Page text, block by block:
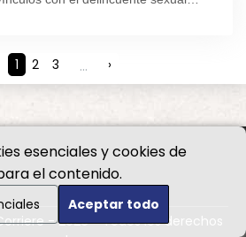
esenciales y cookies de
el contenido.
Aceptar todo
el miércoles la institución.
1 2 3 ... ›
- 2026 - Todos los derechos